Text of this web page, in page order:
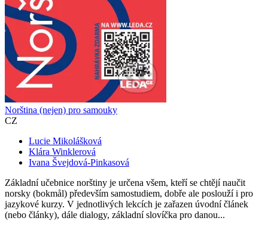
Norština (nejen) pro samouky
CZ
Lucie Mikolášková
Klára Winklerová
Ivana Švejdová-Pinkasová
Základní učebnice norštiny je určena všem, kteří se chtějí naučit
norsky (bokmål) především samostudiem, dobře ale poslouží i pro
jazykové kurzy. V jednotlivých lekcích je zařazen úvodní článek
(nebo články), dále dialogy, základní slovíčka pro danou...